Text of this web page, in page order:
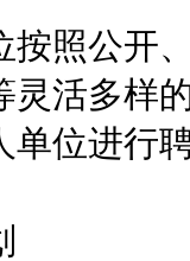
照公开、
灵活多样
单位进行